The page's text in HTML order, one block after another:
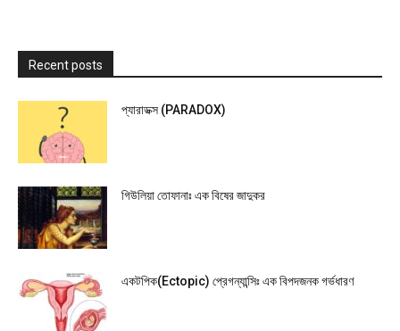
Recent posts
প্যারাডক্স (PARADOX)
গিউলিয়া তোফানাঃ এক বিষের জাদুকর
একটপিক(Ectopic) প্রেগন্যান্সিঃ এক বিপদজনক গর্ভধারণ